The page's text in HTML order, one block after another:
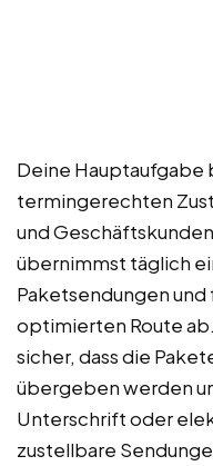
Deine Hauptaufgabe
termingerechten
und
übernimmst täglich
Paketsendungen
optimierten Route
sicher, dass die
übergeben werden
Unterschrift oder
zustellbare